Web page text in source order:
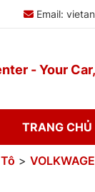
Email:
- Your
TRANG CHỦ
>